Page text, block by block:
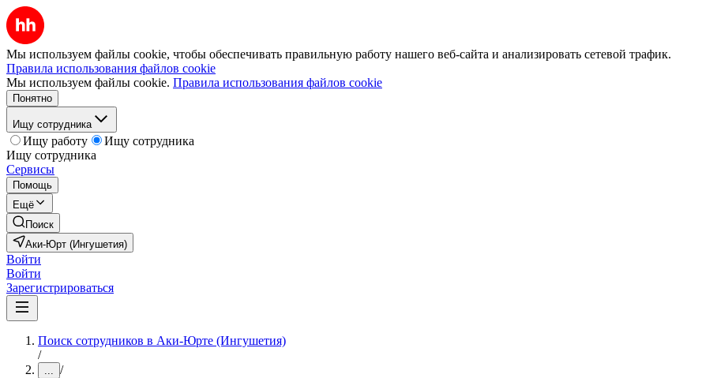
Мы используем файлы cookie, чтобы обеспечивать правильную работу нашего веб-сайта и анализировать сетевой трафик.
Правила использования файлов cookie
Мы используем файлы cookie. Правила использования файлов cookie
Понятно
Ищу сотрудника
Ищу работу
Ищу сотрудника
Ищу сотрудника
Сервисы
Помощь
Ещё
Поиск
Аки-Юрт (Ингушетия)
Войти
Войти
Зарегистрироваться
Поиск сотрудников в Аки-Юрте (Ингушетия)
/
... /